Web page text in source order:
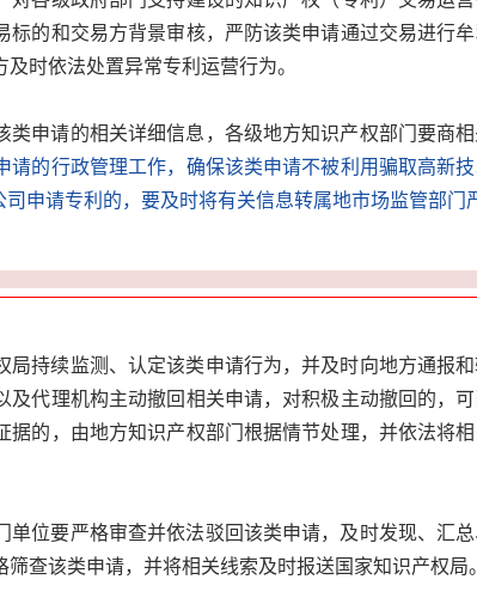
的和交易方背景审核，严防该类申请通过交易进行
时依法处置异常专利运营行为。
类申请的相关详细信息，各级地方知识产权部门要商
的行政管理工作，确保该类申请不被利用骗取高新
申请专利的，要及时将有关信息转属地市场监管部门
局持续监测、认定该类申请行为，并及时向地方通报
及代理机构主动撤回相关申请，对积极主动撤回的，
的，由地方知识产权部门根据情节处理，并依法将
单位要严格审查并依法驳回该类申请，及时发现、汇
查该类申请，并将相关线索及时报送国家知识产权局。